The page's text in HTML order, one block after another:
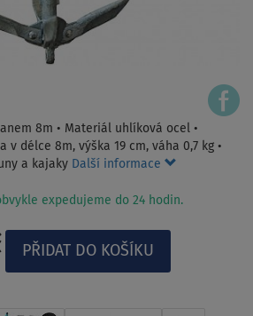
8m • Materiál uhlíková ocel •
v délce 8m, výška 19 cm, váha 0,7 kg •
a kajaky Další informace
expedujeme do 24 hodin.